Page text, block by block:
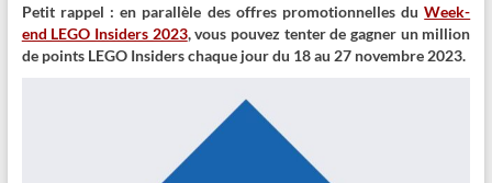
Petit rappel : en parallèle des offres promotionnelles duWeek-
end LEGO Insiders 2023, vous pouvez tenter de gagner un million
de points LEGO Insiders chaque jour du 18 au 27 novembre 2023.